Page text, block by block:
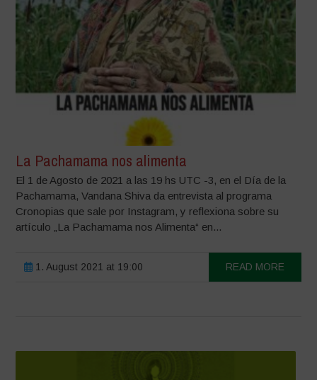
La Pachamama nos alimenta
El 1 de Agosto de 2021 a las 19 hs UTC -3, en el Día de la
Pachamama, Vandana Shiva da entrevista al programa
Cronopias que sale por Instagram, y reflexiona sobre su
artículo „La Pachamama nos Alimenta“ en...
1. August 2021 at 19:00 READ MORE